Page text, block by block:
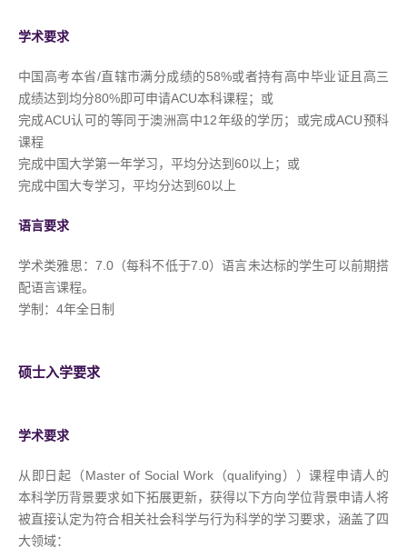
学术要求
中国高考本省/直辖市满分成绩的58%或者持有高中毕业证且高三
成绩达到均分80%即可申请ACU本科课程；或
完成ACU认可的等同于澳洲高中12年级的学历；或完成ACU预科
课程
完成中国大学第一年学习，平均分达到60以上；或
完成中国大专学习，平均分达到60以上
语言要求
学术类雅思：7.0（每科不低于7.0）语言未达标的学生可以前期搭
配语言课程。
学制：4年全日制
硕士入学要求
学术要求
从即日起（Master of Social Work（qualifying））课程申请人的
本科学历背景要求如下拓展更新，获得以下方向学位背景申请人将
被直接认定为符合相关社会科学与行为科学的学习要求，涵盖了四
大领域：